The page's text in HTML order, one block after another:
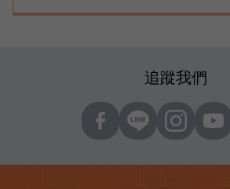
追蹤我們